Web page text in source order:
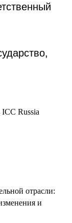
ICC Russia
отрасли:
и